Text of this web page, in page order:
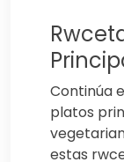
Continúa
platos
estas